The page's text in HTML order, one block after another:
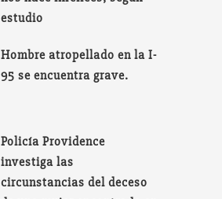
estudio
Hombre atropellado en la I-
95 se encuentra grave.
Policía Providence
investiga las
circunstancias del deceso